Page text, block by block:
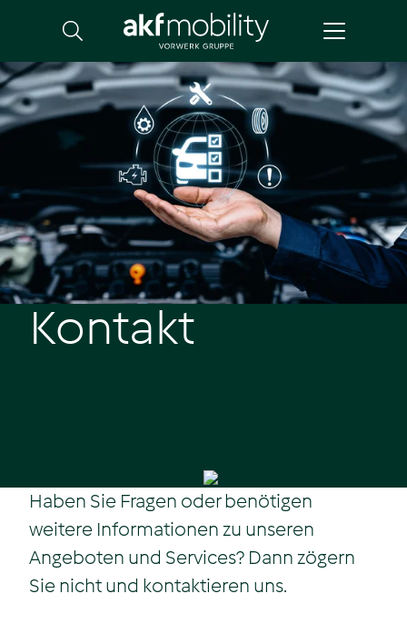
Kontakt
Haben Sie Fragen oder benötigen
weitere Informationen zu unseren
Angeboten und Services? Dann zögern
Sie nicht und kontaktieren uns.